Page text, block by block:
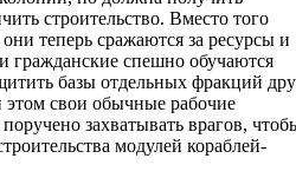
строительство. Вместо того
теперь сражаются за ресурсы и
спешно обучаются
базы отдельных фракций
этом свои обычные рабочие
захватывать врагов,
модулей кораблей-